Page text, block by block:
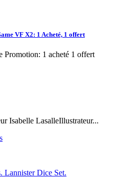
VF X2: 1 Acheté, 1 offert
Promotion: 1 acheté 1 offert
Isabelle LasalleIllustrateur...